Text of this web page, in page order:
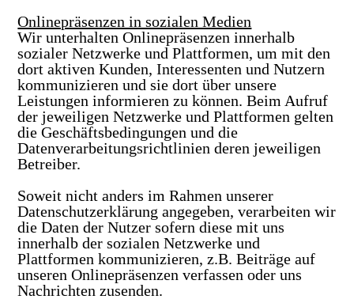
Onlinepräsenzen in sozialen Medien
Wir unterhalten Onlinepräsenzen innerhalb
sozialer Netzwerke und Plattformen, um mit den
dort aktiven Kunden, Interessenten und Nutzern
kommunizieren und sie dort über unsere
Leistungen informieren zu können. Beim Aufruf
der jeweiligen Netzwerke und Plattformen gelten
die Geschäftsbedingungen und die
Datenverarbeitungsrichtlinien deren jeweiligen
Betreiber.
Soweit nicht anders im Rahmen unserer
Datenschutzerklärung angegeben, verarbeiten wir
die Daten der Nutzer sofern diese mit uns
innerhalb der sozialen Netzwerke und
Plattformen kommunizieren, z.B. Beiträge auf
unseren Onlinepräsenzen verfassen oder uns
Nachrichten zusenden.